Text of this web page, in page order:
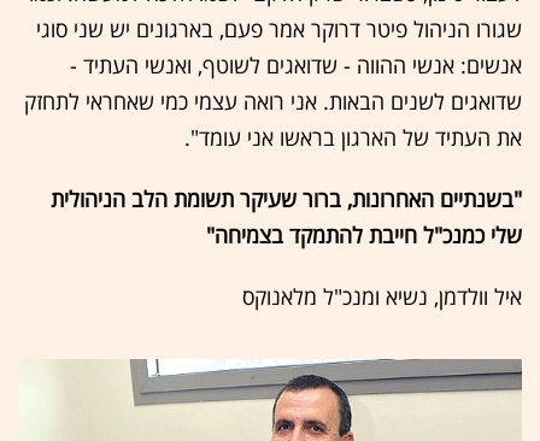
שגורו הניהול פיטר דרוקר אמר פעם, בארגונים יש שני סוגי
אנשים: אנשי ההווה - שדואגים לשוטף, ואנשי העתיד -
שדואגים לשנים הבאות. אני רואה עצמי כמי שאחראי לתחזק
את העתיד של הארגון בראשו אני עומד".
"בשנתיים האחרונות, ברור שעיקר תשומת הלב הניהולית
שלי כמנכ"ל חייבת להתמקד בצמיחה"
איל וולדמן, נשיא ומנכ"ל מלאנוקס